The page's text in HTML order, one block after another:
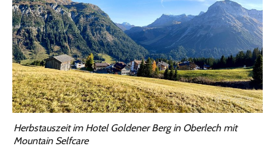
Herbstauszeit im Hotel Goldener Berg in Oberlech mit
Mountain Selfcare